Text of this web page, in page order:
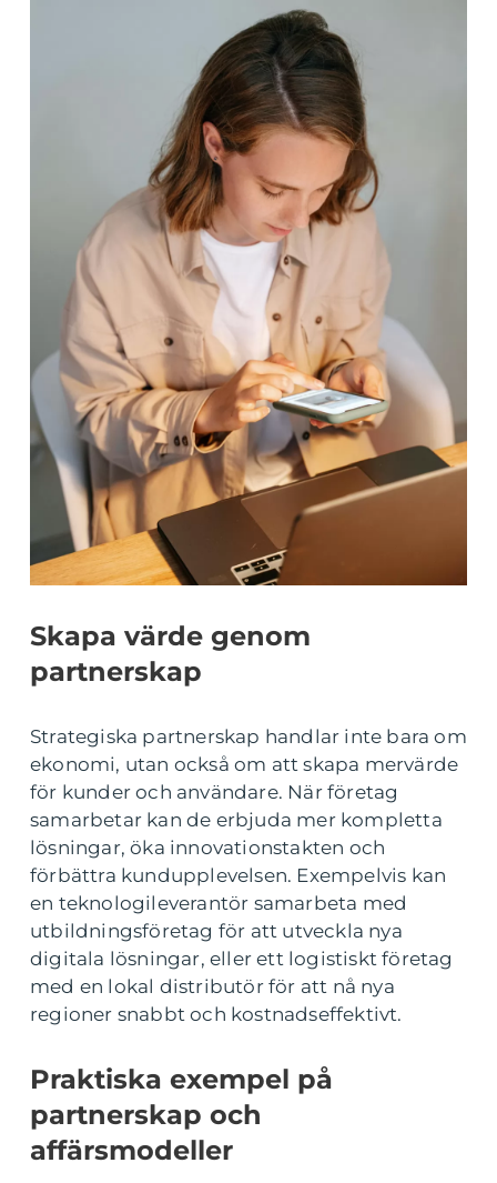
Skapa värde genom
partnerskap
Strategiska partnerskap handlar inte bara om
ekonomi, utan också om att skapa mervärde
för kunder och användare. När företag
samarbetar kan de erbjuda mer kompletta
lösningar, öka innovationstakten och
förbättra kundupplevelsen. Exempelvis kan
en teknologileverantör samarbeta med
utbildningsföretag för att utveckla nya
digitala lösningar, eller ett logistiskt företag
med en lokal distributör för att nå nya
regioner snabbt och kostnadseffektivt.
Praktiska exempel på
partnerskap och
affärsmodeller